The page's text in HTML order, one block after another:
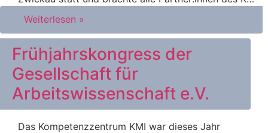
Konsortiums
Weiterlesen »
Frühjahrskongress der
Gesellschaft für
Arbeitswissenschaft e.V.
Das Kompetenzzentrum KMI war dieses Jahr